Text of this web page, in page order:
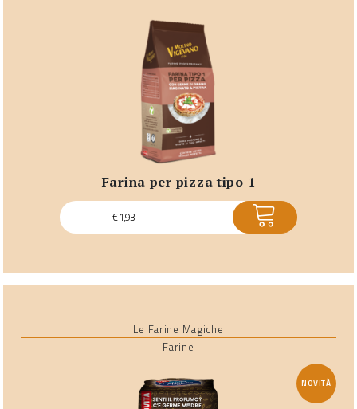
farina per pizza tipo 1
€1,93 ACQUISTA
Le Farine Magiche
Farine
NOVITÀ